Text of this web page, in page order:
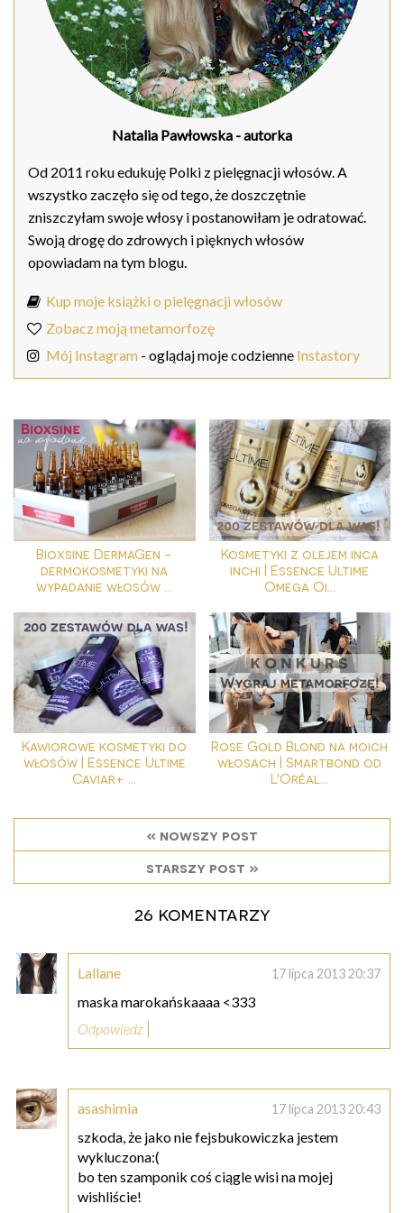
Natalia Pawłowska - autorka
Od 2011 roku edukuję Polki z pielęgnacji włosów. A
wszystko zaczęło się od tego, że doszczętnie
zniszczyłam swoje włosy i postanowiłam je odratować.
Swoją drogę do zdrowych i pięknych włosów
opowiadam na tym blogu.
Kup moje książki o pielęgnacji włosów
Zobacz moją metamorfozę
Mój Instagram - oglądaj moje codzienne Instastory
Bioxsine DermaGen -
dermokosmetyki na
wypadanie włosów ...
Kosmetyki z olejem inca
inchi | Essence Ultime
Omega Oi...
Kawiorowe kosmetyki do
włosów | Essence Ultime
Caviar+ ...
Rose Gold Blond na moich
włosach | Smartbond od
L'Oréal...
« nowszy post
starszy post »
26 komentarzy
Lallane 17 lipca 2013 20:37
maska marokańskaaaa <333
Odpowiedz
asashimia 17 lipca 2013 20:43
szkoda, że jako nie fejsbukowiczka jestem
wykluczona:(
bo ten szamponik coś ciągle wisi na mojej
wishliście!